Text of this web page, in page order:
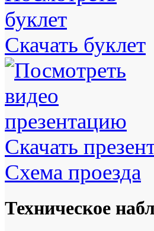
Скачать буклет
Скачать
Схема проезда
Техническое